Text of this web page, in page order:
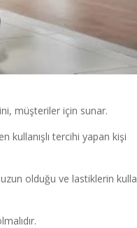
müşteriler için sunar.
kullanışlı tercihi yapan kişi
olduğu ve lastiklerin